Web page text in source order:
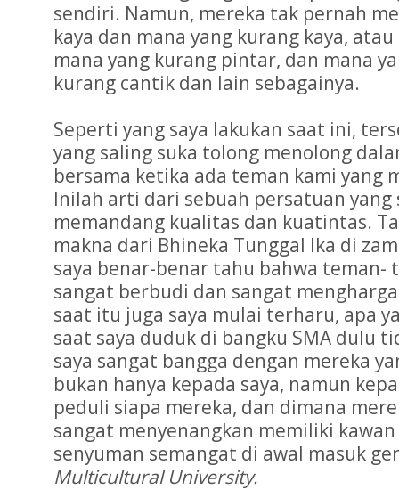
sendiri. Namun, mereka tak pernah
kaya dan mana yang kurang kaya,
mana yang kurang pintar, dan mana
kurang cantik dan lain sebagainya.
Seperti yang saya lakukan saat ini,
yang saling suka tolong menolong
bersama ketika ada teman kami yang
Inilah arti dari sebuah persatuan yang
memandang kualitas dan kuatintas.
makna dari Bhineka Tunggal Ika di
saya benar-benar tahu bahwa teman-
sangat berbudi dan sangat
saat itu juga saya mulai terharu, apa
saat saya duduk di bangku SMA dulu
saya sangat bangga dengan mereka
bukan hanya kepada saya, namun
peduli siapa mereka, dan dimana
sangat menyenangkan memiliki
senyuman semangat di awal masuk
Multicultural University.